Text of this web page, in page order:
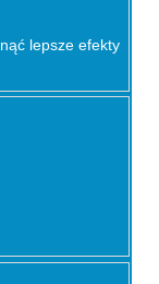
lepsze efekty